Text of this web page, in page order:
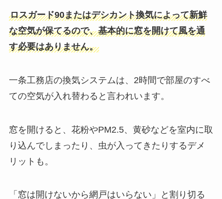
ロスガード90またはデシカント換気によって新鮮
な空気が保てるので、基本的に窓を開けて風を通
す必要はありません。
一条工務店の換気システムは、2時間で部屋のすべ
ての空気が入れ替わると言われいます。
窓を開けると、花粉やPM2.5、黄砂などを室内に取
り込んでしまったり、虫が入ってきたりするデメ
リットも。
「窓は開けないから網戸はいらない」と割り切る